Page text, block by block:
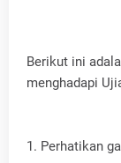
Berikut ini
menghadapi
1. Perhatikan